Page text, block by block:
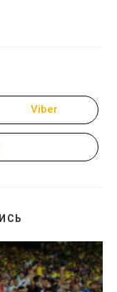
Відкрити
в
новому
Viber